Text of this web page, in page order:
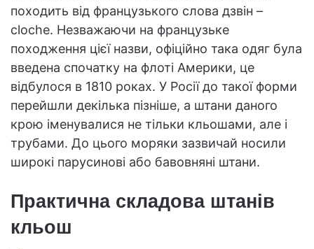
походить від французького слова дзвін –
cloche. Незважаючи на французьке
походження цієї назви, офіційно така одяг була
введена спочатку на флоті Америки, це
відбулося в 1810 роках. У Росії до такої форми
перейшли декілька пізніше, а штани даного
крою іменувалися не тільки кльошами, але і
трубами. До цього моряки зазвичай носили
широкі парусинові або бавовняні штани.
Практична складова штанів
кльош